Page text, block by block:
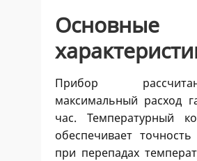
Основные
Прибор
максимальный расход
час. Температурный
обеспечивает точность
при перепадах